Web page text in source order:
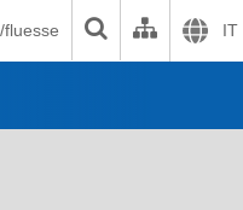
fluesse IT